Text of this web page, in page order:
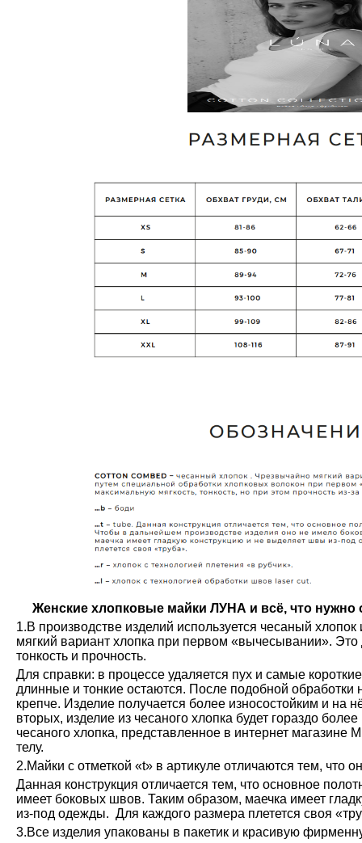
Женские хлопковые майки ЛУНА и всё, что нужно
1.В производстве изделий используется чесаный
мягкий вариант хлопка при первом «вычесывании». Это
тонкость и прочность.
Для справки: в процессе удаляется пух и самые
длинные и тонкие остаются. После подобной обработки
крепче. Изделие получается более износостойким и на
вторых, изделие из чесаного хлопка будет гораздо
чесаного хлопка, представленное в интернет магазине
телу.
2.Майки с отметкой «t» в артикуле отличаются тем, что
Данная конструкция отличается тем, что основное
имеет боковых швов. Таким образом, маечка имеет
из-под одежды. Для каждого размера плетется своя
3.Все изделия упакованы в пакетик и красивую